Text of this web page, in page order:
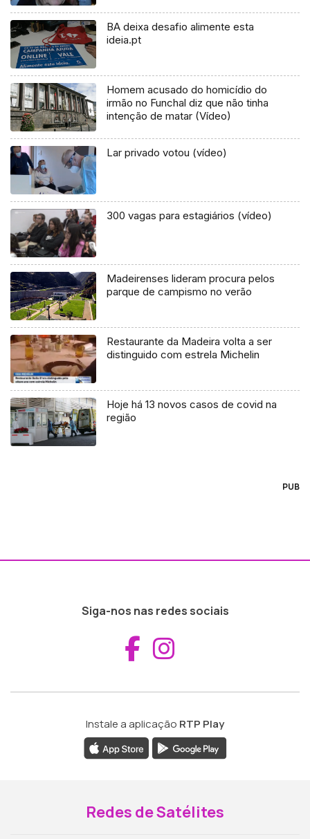
BA deixa desafio alimente esta
ideia.pt
Homem acusado do homicídio do
irmão no Funchal diz que não tinha
intenção de matar (Vídeo)
Lar privado votou (vídeo)
300 vagas para estagiários (vídeo)
Madeirenses lideram procura pelos
parque de campismo no verão
Restaurante da Madeira volta a ser
distinguido com estrela Michelin
Hoje há 13 novos casos de covid na
região
PUB
Siga-nos nas redes sociais
Aceder ao
Instale a aplicação RTP Play
Redes de Satélites